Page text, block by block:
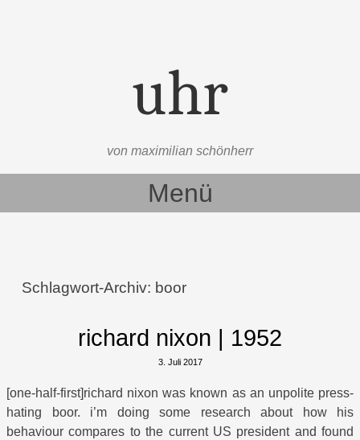
uhr
von maximilian schönherr
Menü
Schlagwort-Archiv: boor
richard nixon | 1952
3. Juli 2017
[one-half-first]richard nixon was known as an unpolite press-
hating boor. i’m doing some research about how his
behaviour compares to the current US president and found